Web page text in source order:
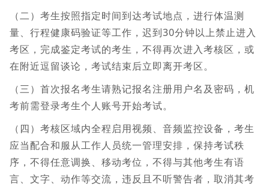
（二）考生按照指定时间到达考试地点，进行体温测
量、行程健康码验证等工作，迟到30分钟以上禁止进入
考区，完成鉴定考试的考生，不得再次进入考核区，或
在附近逗留谈论，考试结束后立即离开考区。
（三）首次报名考生请熟记报名注册用户名及密码，机
考前需登录考生个人账号开始考试。
（四）考核区域内全程启用视频、音频监控设备，考生
应当配合和服从工作人员统一管理安排，保持考试秩
序，不得任意调换、移动考位，不得与其他考生有语
言、文字、动作等交流，违反且不听警告者，取消其考